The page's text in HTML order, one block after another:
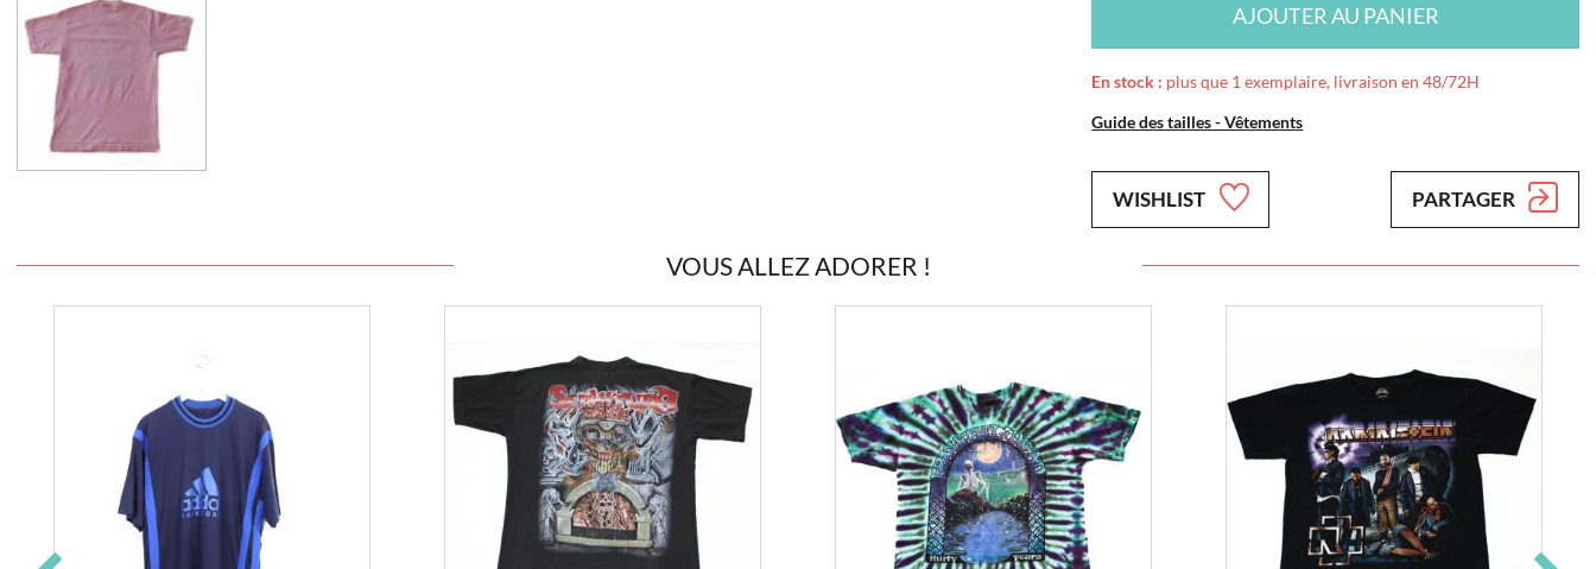
AJOUTER AU PANIER
En stock : plus que 1 exemplaire, livraison en 48/72H
Guide des tailles - Vêtements
WISHLIST PARTAGER
VOUS ALLEZ ADORER !